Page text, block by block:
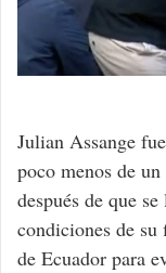
Julian Assange
poco menos de
después de que
condiciones de su
de Ecuador para